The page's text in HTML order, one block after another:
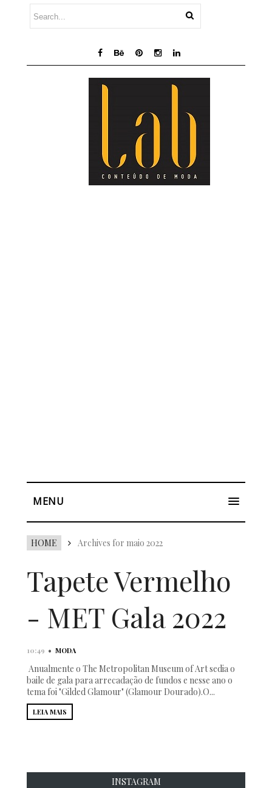
MENU
HOME Archives for maio 2022
Tapete Vermelho
- MET Gala 2022
10:49 • MODA
Anualmente o The Metropolitan Museum of Art sedia o
baile de gala para arrecadação de fundos e nesse ano o
tema foi "Gilded Glamour" (Glamour Dourado).O...
LEIA MAIS
INSTAGRAM